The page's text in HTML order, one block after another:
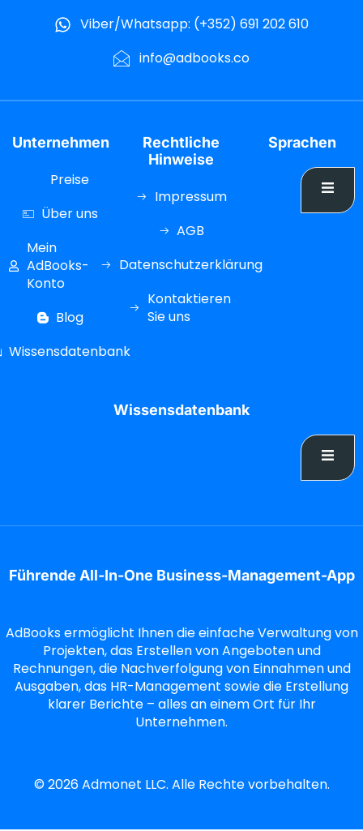
Viber/Whatsapp: (+352) 691 202 610
info@adbooks.co
Unternehmen
Preise
Über uns
Mein
AdBooks-
Konto
Blog
Wissensdatenbank
Rechtliche
Hinweise
Impressum
AGB
Datenschutzerklärung
Kontaktieren
Sie uns
Sprachen
Wissensdatenbank
Führende All-In-One Business-Management-App
AdBooks ermöglicht Ihnen die einfache Verwaltung von
Projekten, das Erstellen von Angeboten und
Rechnungen, die Nachverfolgung von Einnahmen und
Ausgaben, das HR-Management sowie die Erstellung
klarer Berichte – alles an einem Ort für Ihr
Unternehmen.
©2026Admonet LLC. Alle Rechte vorbehalten.